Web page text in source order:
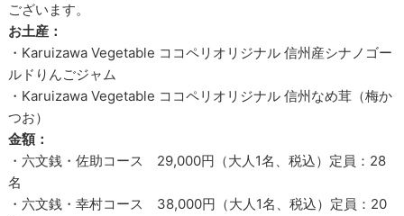
ございます。
お土産：
・Karuizawa Vegetable ココペリオリジナル 信州産シナノゴー
ルドりんごジャム
・Karuizawa Vegetable ココペリオリジナル 信州なめ茸（梅か
つお）
金額：
・六文銭・佐助コース 29,000円（大人1名、税込）定員：28
名
・六文銭・幸村コース 38,000円（大人1名、税込）定員：20